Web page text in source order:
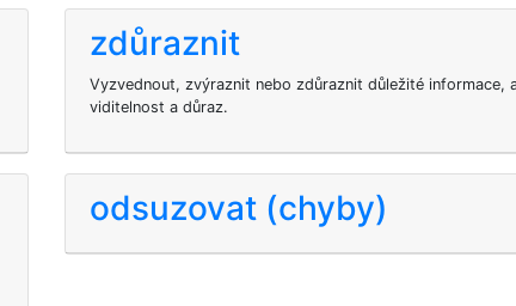
zdůraznit
Vyzvednout, zvýraznit nebo zdůraznit důležité informace,
viditelnost a důraz.
odsuzovat (chyby)